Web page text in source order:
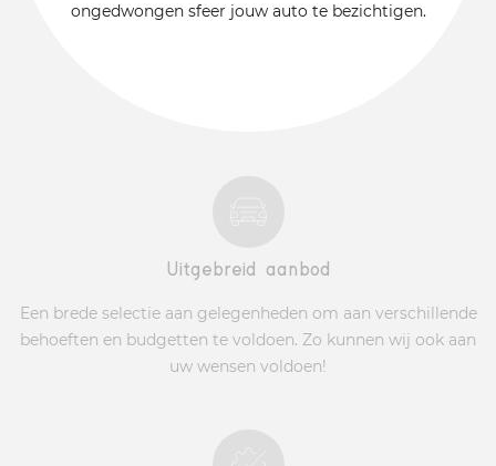
ongedwongen sfeer jouw auto te bezichtigen.
Uitgebreid aanbod
Een brede selectie aan gelegenheden om aan verschillende
behoeften en budgetten te voldoen. Zo kunnen wij ook aan
uw wensen voldoen!